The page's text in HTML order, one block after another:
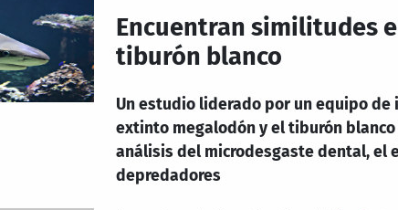
Encuentran similitudes
tiburón blanco
Un estudio liderado por un equipo de
extinto megalodón y el tiburón
análisis del microdesgaste dental, el
depredadores